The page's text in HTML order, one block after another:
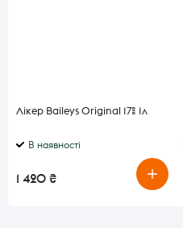
Лікер Baileys Original 17% 1л
В наявності
1 420 ₴